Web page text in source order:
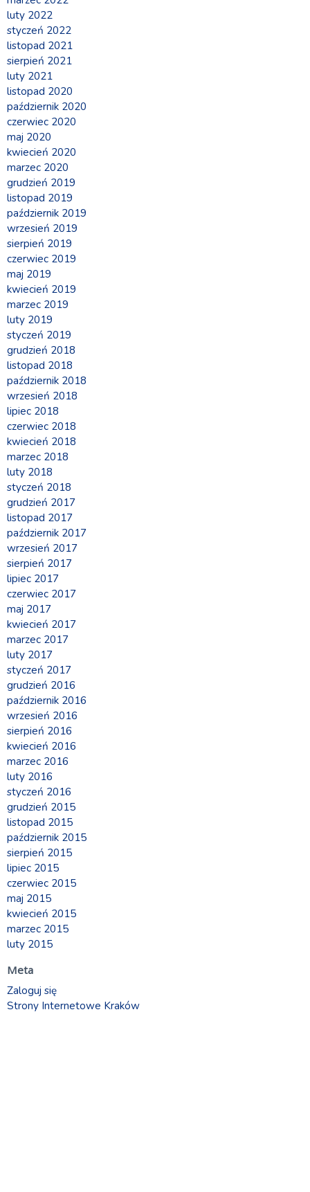
luty 2022
styczeń 2022
listopad 2021
sierpień 2021
luty 2021
listopad 2020
październik 2020
czerwiec 2020
maj 2020
kwiecień 2020
marzec 2020
grudzień 2019
listopad 2019
październik 2019
wrzesień 2019
sierpień 2019
czerwiec 2019
maj 2019
kwiecień 2019
marzec 2019
luty 2019
styczeń 2019
grudzień 2018
listopad 2018
październik 2018
wrzesień 2018
lipiec 2018
czerwiec 2018
kwiecień 2018
marzec 2018
luty 2018
styczeń 2018
grudzień 2017
listopad 2017
październik 2017
wrzesień 2017
sierpień 2017
lipiec 2017
czerwiec 2017
maj 2017
kwiecień 2017
marzec 2017
luty 2017
styczeń 2017
grudzień 2016
październik 2016
wrzesień 2016
sierpień 2016
kwiecień 2016
marzec 2016
luty 2016
styczeń 2016
grudzień 2015
listopad 2015
październik 2015
sierpień 2015
lipiec 2015
czerwiec 2015
maj 2015
kwiecień 2015
marzec 2015
luty 2015
Meta
Zaloguj się
Strony Internetowe Kraków